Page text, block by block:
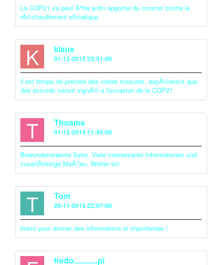
La COP21 va peut Ãªtre enfin apporter du concret contre le
rÃ©chauffement climatique
K klaus
01-12-2015 23:51:00
il est temps de prendre des vraies mesures, espÃ©reront que
des accords seront signÃ© a l'occasion de la COP21
T Thoams
01-12-2015 11:45:00
Bewundernswerte Seite. Viele interessante Informationen und
zuverlÃ¤ssige MaÃ?en. Weiter so!
T Tom
29-11-2015 22:07:00
bravo pour donner des informations si importantes !
fredo............pi